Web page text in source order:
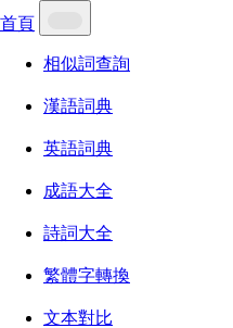
首頁
相似詞查詢
漢語詞典
英語詞典
成語大全
詩詞大全
繁體字轉換
文本對比